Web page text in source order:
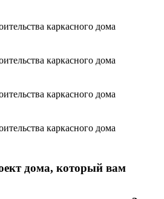
дома, который вам